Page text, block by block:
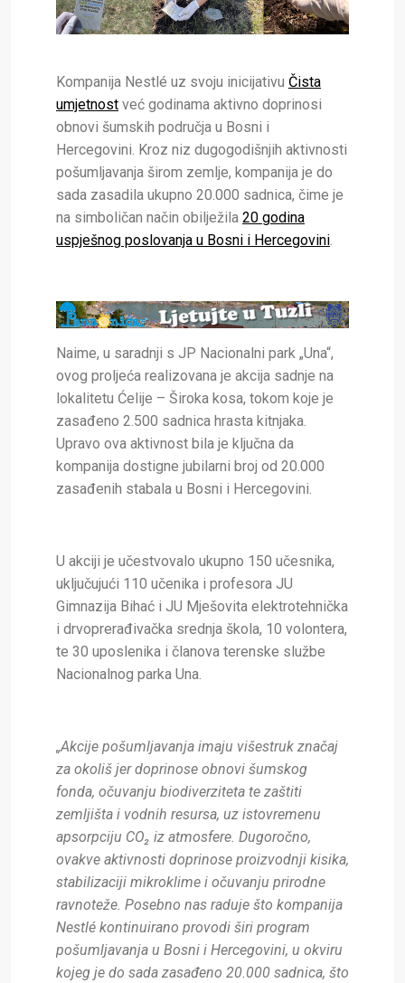
Kompanija Nestlé uz svoju inicijativu Čista
umjetnost već godinama aktivno doprinosi
obnovi šumskih područja u Bosni i
Hercegovini. Kroz niz dugogodišnjih aktivnosti
pošumljavanja širom zemlje, kompanija je do
sada zasadila ukupno 20.000 sadnica, čime je
na simboličan način obilježila 20 godina
uspješnog poslovanja u Bosni i Hercegovini.
Naime, u saradnji s JP Nacionalni park „Una“,
ovog proljeća realizovana je akcija sadnje na
lokalitetu Ćelije – Široka kosa, tokom koje je
zasađeno 2.500 sadnica hrasta kitnjaka.
Upravo ova aktivnost bila je ključna da
kompanija dostigne jubilarni broj od 20.000
zasađenih stabala u Bosni i Hercegovini.
U akciji je učestvovalo ukupno 150 učesnika,
uključujući 110 učenika i profesora JU
Gimnazija Bihać i JU Mješovita elektrotehnička
i drvoprerađivačka srednja škola, 10 volontera,
te 30 uposlenika i članova terenske službe
Nacionalnog parka Una.
„Akcije pošumljavanja imaju višestruk značaj
za okoliš jer doprinose obnovi šumskog
fonda, očuvanju biodiverziteta te zaštiti
zemljišta i vodnih resursa, uz istovremenu
apsorpciju CO₂ iz atmosfere. Dugoročno,
ovakve aktivnosti doprinose proizvodnji kisika,
stabilizaciji mikroklime i očuvanju prirodne
ravnoteže. Posebno nas raduje što kompanija
Nestlé kontinuirano provodi širi program
pošumljavanja u Bosni i Hercegovini, u okviru
kojeg je do sada zasađeno 20.000 sadnica, što